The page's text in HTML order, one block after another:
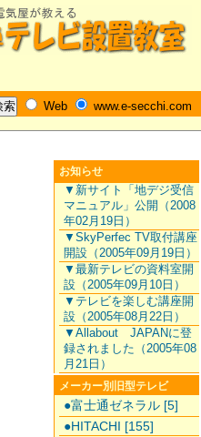
Web www.e-secchi.com
お知らせ
▼新サイト「地デジ受信
マニュアル」公開（2008
年02月19日）
▼SkyPerfec TV取付講座
開設（2005年09月19日）
▼最新テレビの資料室開
設（2005年09月10日）
▼テレビを楽しむ講座開
設（2005年08月22日）
▼Allabout JAPANに登
録されました（2005年08
月21日）
メーカー別旧型テレビ
●富士通ゼネラル [5]
●HITACHI [155]